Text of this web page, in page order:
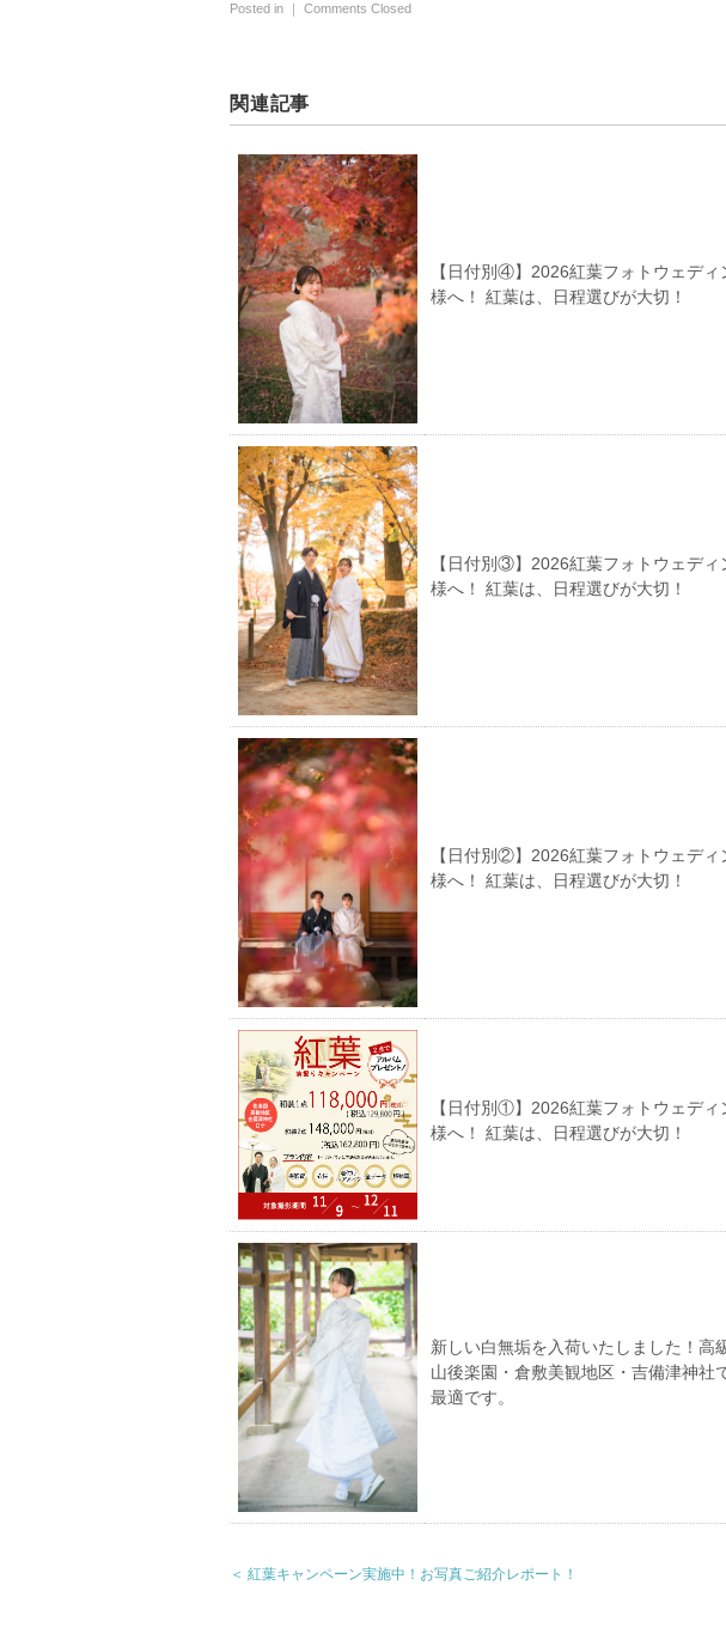
Posted in ｜ Comments Closed
関連記事
【日付別④】2026紅葉フォトウェデ
様へ！ 紅葉は、日程選びが大切！
【日付別③】2026紅葉フォトウェデ
様へ！ 紅葉は、日程選びが大切！
【日付別②】2026紅葉フォトウェデ
様へ！ 紅葉は、日程選びが大切！
【日付別①】2026紅葉フォトウェデ
様へ！ 紅葉は、日程選びが大切！
新しい白無垢を入荷いたしました！高
山後楽園・倉敷美観地区・吉備津神社
最適です。
＜ 紅葉キャンペーン実施中！お写真ご紹介レポート！